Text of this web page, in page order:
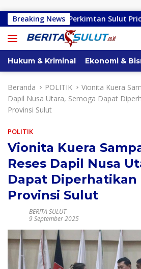
Breaking News
Perkimtan Sulut Prioritaskan
Hukum & Kriminal Ekonomi &
Beranda POLITIK
Vionita Kuera
Dapil Nusa Utara, Semoga Dapat
Provinsi Sulut
POLITIK
Vionita Kuera
Reses Dapil Nusa
Dapat
Provinsi Sulut
BERITA SULUT
9 September 2025